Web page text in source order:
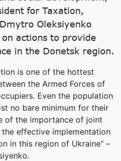
for Taxation,
Oleksiyenko
actions to provide
in the Donetsk region.
is one of the hottest
the Armed Forces of
Even the population
no bare minimum for their
of the importance of joint
effective implementation
in this region of Ukraine” –